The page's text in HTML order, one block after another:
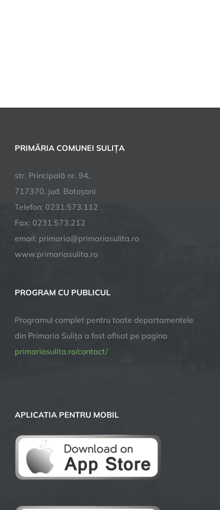
PRIMĂRIA COMUNEI SULIȚA
str. Principală nr. 94,
717370, jud. Botoșani
Telefon: 0231.573.112
Fax: 0231.573.212
email: primaria@primariasulita.ro
www.primariasulita.ro
PROGRAM CU PUBLICUL
Programul complet pentru toate departamentele
din Primaria Sulița a fost afisat pe pagina
primariasulita.ro/contact/
APLICATIA PENTRU MOBIL